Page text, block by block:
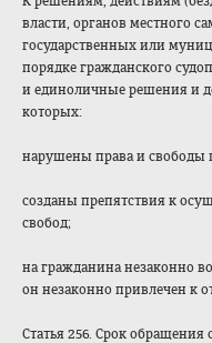
власти, органов местного
государственных или
порядке гражданского
и единоличные решения и
которых:
нарушены права и свободы
созданы препятствия к
свобод;
на гражданина незаконно
он незаконно привлечен к
Статья 256. Срок обращения